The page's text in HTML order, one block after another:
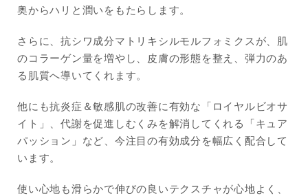
奥からハリと潤いをもたらします。
さらに、抗シワ成分マトリキシルモルフォミクスが、肌
のコラーゲン量を増やし、皮膚の形態を整え、弾力のあ
る肌質へ導いてくれます。
他にも抗炎症＆敏感肌の改善に有効な「ロイヤルビオサ
イト」、代謝を促進しむくみを解消してくれる「キュア
パッション」など、今注目の有効成分を幅広く配合して
います。
使い心地も滑らかで伸びの良いテクスチャが心地よく、